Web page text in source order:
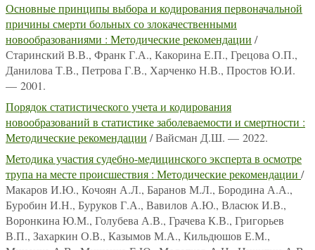
Основные принципы выбора и кодирования первоначальной
причины смерти больных со злокачественными
новообразованиями : Методические рекомендации /
Старинский В.В., Франк Г.А., Какорина Е.П., Грецова О.П.,
Данилова Т.В., Петрова Г.В., Харченко Н.В., Простов Ю.И.
— 2001.
Порядок статистического учета и кодирования
новообразований в статистике заболеваемости и смертности :
Методические рекомендации / Вайсман Д.Ш. — 2022.
Методика участия судебно-медицинского эксперта в осмотре
трупа на месте происшествия : Методические рекомендации /
Макаров И.Ю., Кочоян А.Л., Баранов М.Л., Бородина А.А.,
Буробин И.Н., Буруков Г.А., Вавилов А.Ю., Власюк И.В.,
Воронкина Ю.М., Голубева А.В., Грачева К.В., Григорьев
В.П., Захаркин О.В., Казымов М.А., Кильдюшов Е.М.,